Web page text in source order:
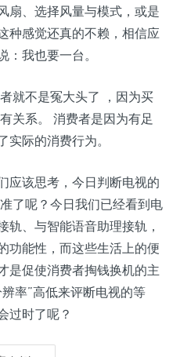
扇、选择风量与模式，或是
种感觉还真的不赖，相信应
我也要一台。
就不是冤大头了 ，因为买
关系。 消费者是因为有足
际的消费行为。
应该思考，今日判断电视的
了呢？今日我们已经看到电
轨、与智能语音助理接轨，
功能性，而这些生活上的便
是促使消费者掏钱换机的主
率”高低来评断电视的等
过时了呢？